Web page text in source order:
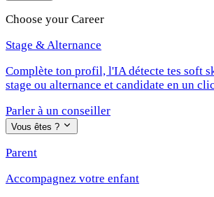
Choose your Career
Stage & Alternance
Complète ton profil, l'IA détecte tes soft
stage ou alternance et candidate en un
Parler à un conseiller
Vous êtes ?
Parent
Accompagnez votre enfant